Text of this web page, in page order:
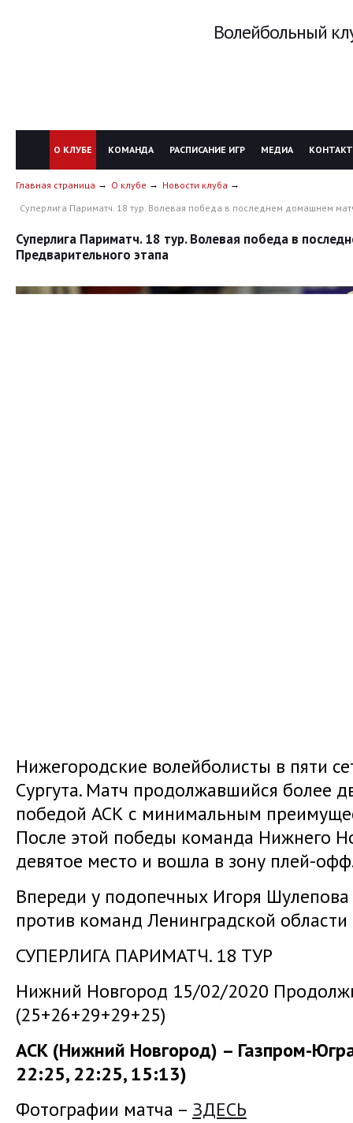
Волейбольный
О КЛУБЕ КОМАНДА РАСПИСАНИЕ ИГР МЕДИА
Главная страница О клубе
Новости клуба
Суперлига Париматч. 18 тур. Волевая победа в последнем домашнем
Суперлига Париматч. 18 тур. Волевая победа в
Предварительного этапа
Нижегородские волейболисты в пяти
Сургута. Матч продолжавшийся более
победой АСК с минимальным
После этой победы команда Нижнего
девятое место и вошла в зону плей-
Впереди у подопечных Игоря
против команд Ленинградской области
СУПЕРЛИГА ПАРИМАТЧ. 18 ТУР
Нижний Новгород 15/02/2020
(25+26+29+29+25)
АСК (Нижний Новгород) – Газпром-
22:25, 22:25, 15:13)
Фотографии матча – ЗДЕСЬ